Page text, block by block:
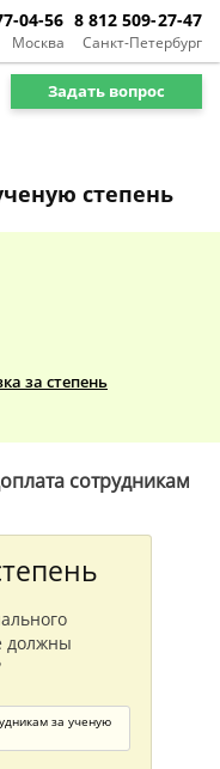
Москва
04-56
Санкт-Петербург
8 812 509-27-47
Задать вопрос
степень
за степень
сотрудникам
должны
за ученую